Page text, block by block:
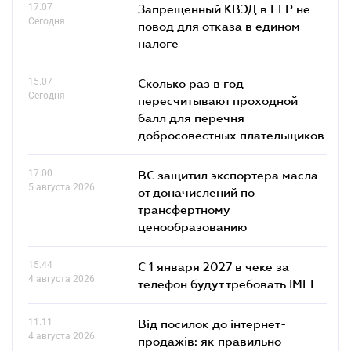
17.07
Сегодня
Запрещенный КВЭД в ЕГР не
повод для отказа в едином
налоге
15.07
Сегодня
Сколько раз в год
пересчитывают проходной
балл для перечня
добросовестных плательщиков
17.00
5 августа 2026
ВС защитил экспортера масла
от доначислений по
трансфертному
ценообразованию
15.44
4 августа 2026
С 1 января 2027 в чеке за
телефон будут требовать IMEI
11.11
4 августа 2026
Від посилок до інтернет-
продажів: як правильно